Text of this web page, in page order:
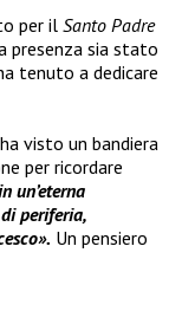
per il Santo Padre
presenza sia stato
tenuto a dedicare
ha visto un bandiera
per ricordare
un’eterna
periferia,
Un pensiero